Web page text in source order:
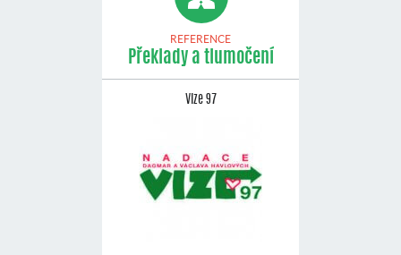
REFERENCE
Překlady a tlumočení
Vize 97